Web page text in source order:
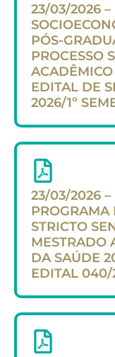
23/03/2026 –
PÓS-
PROCESSO
EDITAL DE
2026/1º
23/03/2026 –
PROGRAMA
STRICTO
MESTRADO
DA SAÚDE
EDITAL 040/